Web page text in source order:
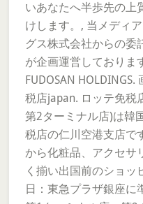
いあなたへ半歩先の上
けします。, 当メディ
グス株式会社からの委
が企画運営しておりま
FUDOSAN
税店japan. ロッテ免税
第2ターミナル店)は韓
税店の仁川空港支店で
から化粧品、アクセサ
く揃い出国前のショッ
日：東急プラザ銀座に